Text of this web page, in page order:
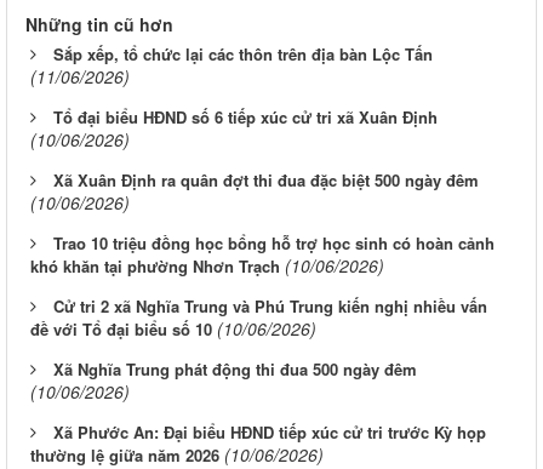
Những tin cũ hơn
Sắp xếp, tổ chức lại các thôn trên địa bàn Lộc Tấn
(11/06/2026)
Tổ đại biểu HĐND số 6 tiếp xúc cử tri xã Xuân Định
(10/06/2026)
Xã Xuân Định ra quân đợt thi đua đặc biệt 500 ngày đêm
(10/06/2026)
Trao 10 triệu đồng học bổng hỗ trợ học sinh có hoàn cảnh
khó khăn tại phường Nhơn Trạch (10/06/2026)
Cử tri 2 xã Nghĩa Trung và Phú Trung kiến nghị nhiều vấn
đề với Tổ đại biểu số 10 (10/06/2026)
Xã Nghĩa Trung phát động thi đua 500 ngày đêm
(10/06/2026)
Xã Phước An: Đại biểu HĐND tiếp xúc cử tri trước Kỳ họp
thường lệ giữa năm 2026 (10/06/2026)